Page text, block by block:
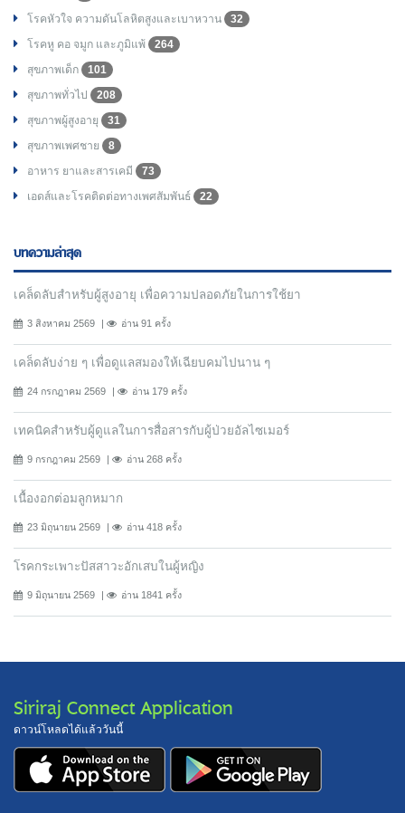
โรคหัวใจ ความดันโลหิตสูงและเบาหวาน
32
โรคหู คอ จมูก และภูมิแพ้
264
สุขภาพเด็ก
101
สุขภาพทั่วไป
208
สุขภาพผู้สูงอายุ
31
สุขภาพเพศชาย
8
อาหาร ยาและสารเคมี
73
เอดส์และโรคติดต่อทางเพศสัมพันธ์
22
บทความล่าสุด
เคล็ดลับสำหรับผู้สูงอายุ เพื่อความปลอดภัยในการใช้ยา
3 สิงหาคม 2569 อ่าน 91 ครั้ง
เคล็ดลับง่าย ๆ เพื่อดูแลสมองให้เฉียบคมไปนาน ๆ
24 กรกฎาคม 2569 อ่าน 179 ครั้ง
เทคนิคสำหรับผู้ดูแลในการสื่อสารกับผู้ป่วยอัลไซเมอร์
9 กรกฎาคม 2569 อ่าน 268 ครั้ง
เนื้องอกต่อมลูกหมาก
23 มิถุนายน 2569 อ่าน 418 ครั้ง
โรคกระเพาะปัสสาวะอักเสบในผู้หญิง
9 มิถุนายน 2569 อ่าน 1841 ครั้ง
Siriraj Connect Application
ดาวน์โหลดได้แล้ววันนี้